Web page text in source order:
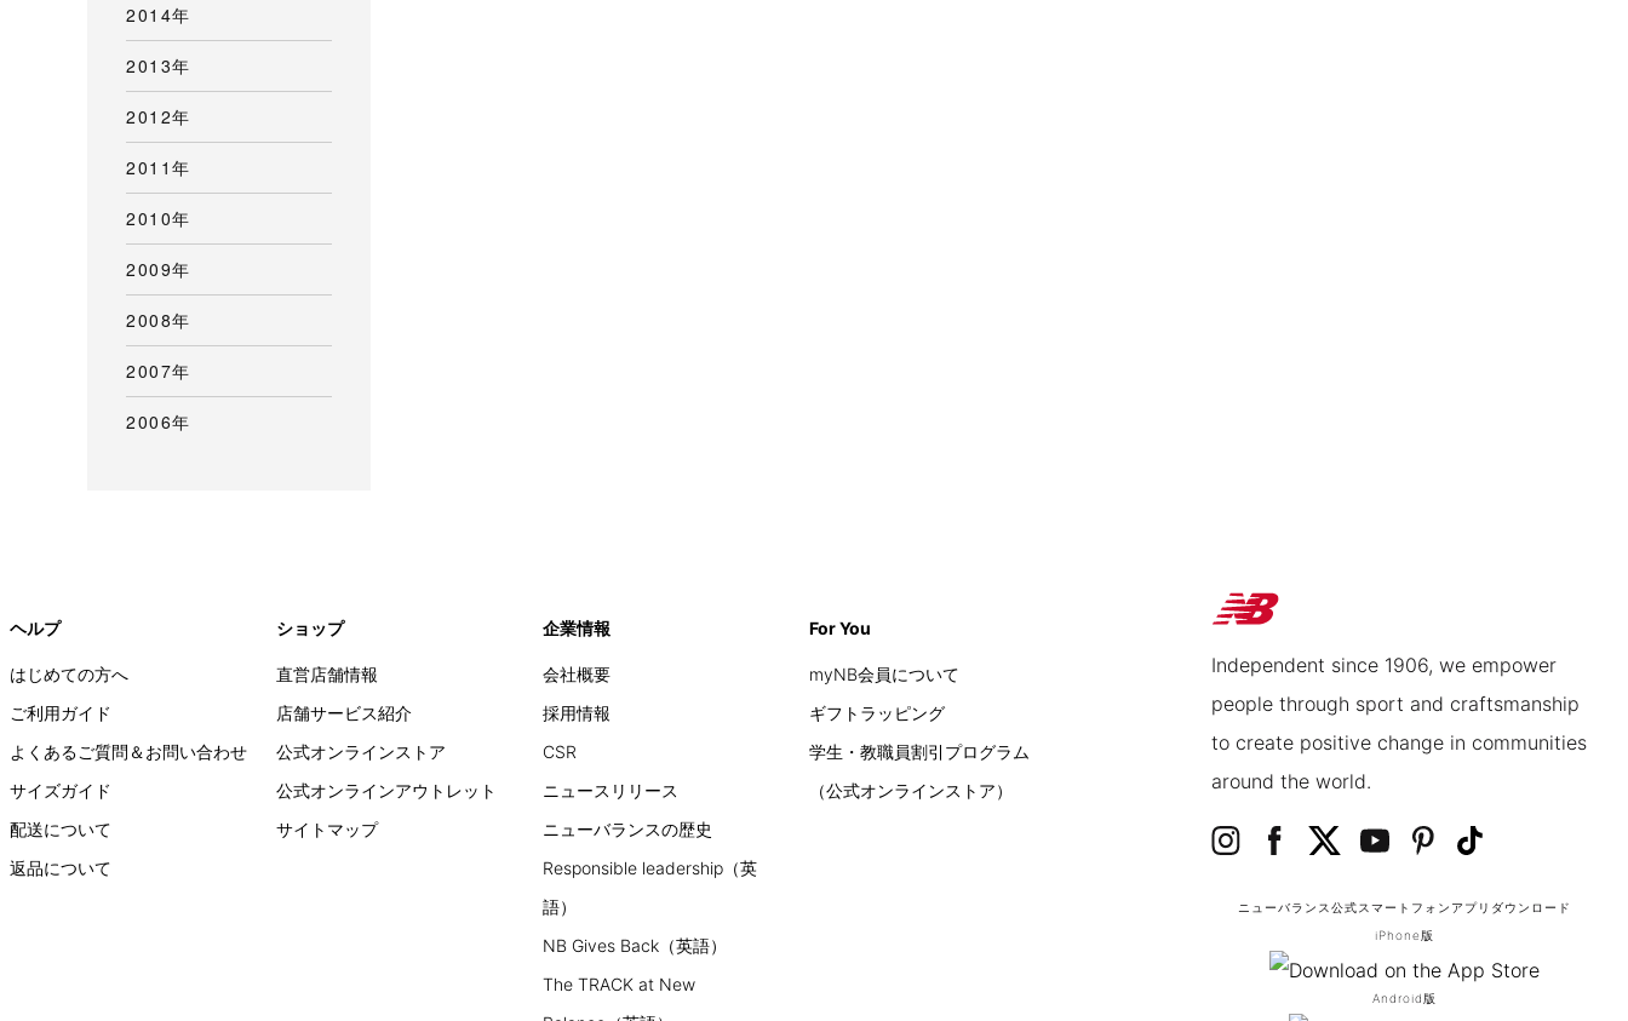
2014年
2013年
2012年
2011年
2010年
2009年
2008年
2007年
2006年
ヘルプ
はじめての方へ
ご利用ガイド
よくあるご質問＆お問い合わせ
サイズガイド
配送について
返品について
ショップ
直営店舗情報
店舗サービス紹介
公式オンラインストア
公式オンラインアウトレット
サイトマップ
企業情報
会社概要
採用情報
CSR
ニュースリリース
ニューバランスの歴史
Responsible leadership（英
語）
NB Gives Back（英語）
The TRACK at New
For You
myNB会員について
ギフトラッピング
学生・教職員割引プログラム
（公式オンラインストア）
Independent since 1906, we empower
people through sport and craftsmanship
to create positive change in communities
around the world.
ニューバランス公式スマートフォンアプリ ダウンロード
iPhone版
Android版